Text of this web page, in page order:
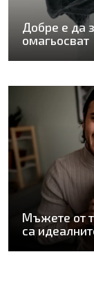
Добре е да
омагьосват
Мъжете от
са